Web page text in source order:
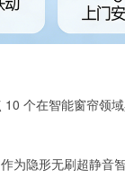
个在智能窗帘领
为隐形无刷超静音